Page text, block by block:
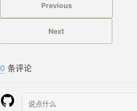
Previous
Next
0 条评论